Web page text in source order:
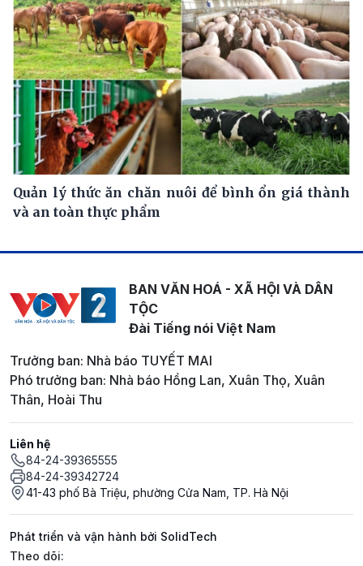
Quản lý thức ăn chăn nuôi để bình ổn giá thành
và an toàn thực phẩm
BAN VĂN HOÁ - XÃ HỘI VÀ DÂN
TỘC
Đài Tiếng nói Việt Nam
Trưởng ban: Nhà báo TUYẾT MAI
Phó trưởng ban: Nhà báo Hồng Lan, Xuân Thọ, Xuân
Thân, Hoài Thu
Liên hệ
84-24-39365555
84-24-39342724
41-43 phố Bà Triệu, phường Cửa Nam, TP. Hà Nội
Phát triển và vận hành bởi SolidTech
Mạng xã hội
Theo dõi: